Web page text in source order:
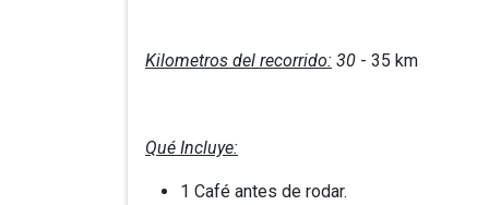
Kilometros del recorrido: 30 - 35 km
Qué Incluye:
1 Café antes de rodar.